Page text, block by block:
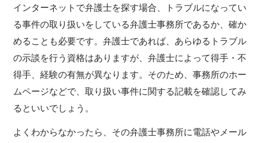
インターネットで弁護士を探す場合、トラブルになってい
る事件の取り扱いをしている弁護士事務所であるか、確か
めることも必要です。弁護士であれば、あらゆるトラブル
の示談を行う資格はありますが、弁護士によって得手・不
得手、経験の有無が異なります。そのため、事務所のホー
ムページなどで、取り扱い事件に関する記載を確認してみ
るといいでしょう。
よくわからなかったら、その弁護士事務所に電話やメール